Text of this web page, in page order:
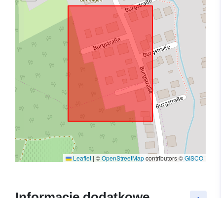
Leaflet | ©OpenStreetMapcontributors ©GISCO